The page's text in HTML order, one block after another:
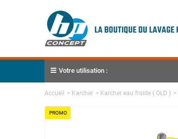
Votre utilisation :
Accueil > Karcher > Karcher eau froide ( OLD ) >
PROMO